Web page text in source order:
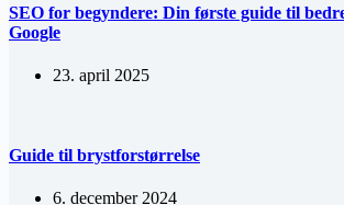
SEO for begyndere: Din første guide til
Google
23. april 2025
Guide til brystforstørrelse
6. december 2024